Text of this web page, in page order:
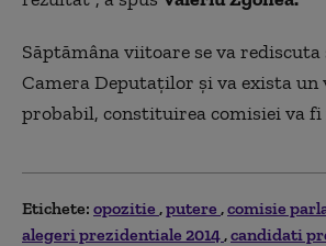
Săptămâna viitoare se va
Camera Deputaților și va exista
probabil, constituirea comisiei va fi
Etichete: opozitie putere comisie
alegeri prezidentiale 2014 candidati